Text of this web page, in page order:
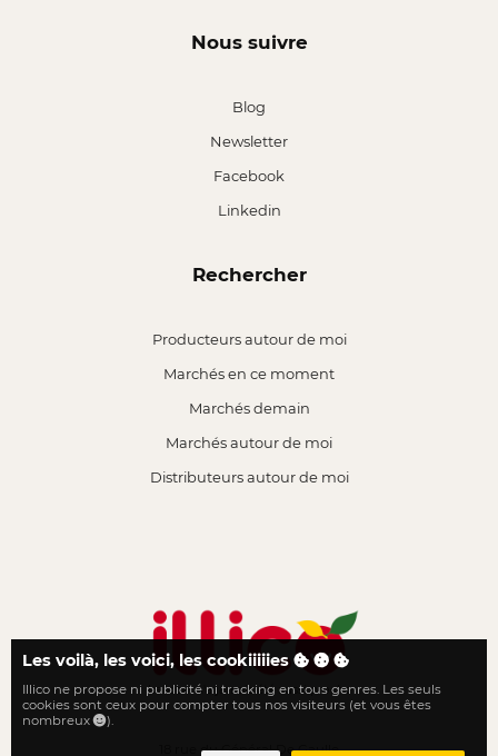
Nous suivre
Blog
Newsletter
Facebook
Linkedin
Rechercher
Producteurs autour de moi
Marchés en ce moment
Marchés demain
Marchés autour de moi
Distributeurs autour de moi
Le local n'a jamais été aussi proche
18 rue du Général De Gaulle
Les voilà, les voici, les cookiiiiies
Illico ne propose ni publicité ni tracking en tous genres. Les seuls
cookies sont ceux pour compter tous nos visiteurs (et vous êtes
nombreux
).